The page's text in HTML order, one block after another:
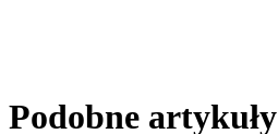
Podobne artykuły